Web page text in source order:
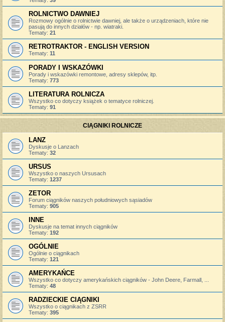
ROLNICTWO DAWNIEJ
Rozmowy ogólnie o rolnictwie dawniej, ale także o urządzeniach, które nie
pasują do innych działów - np. wiatraki.
Tematy: 21
RETROTRAKTOR - ENGLISH VERSION
Tematy: 11
PORADY I WSKAZÓWKI
Porady i wskazówki remontowe, adresy sklepów, itp.
Tematy: 773
LITERATURA ROLNICZA
Wszystko co dotyczy książek o tematyce rolniczej.
Tematy: 91
CIĄGNIKI ROLNICZE
LANZ
Dyskusje o Lanzach
Tematy: 32
URSUS
Wszystko o naszych Ursusach
Tematy: 1237
ZETOR
Forum ciągników naszych południowych sąsiadów
Tematy: 905
INNE
Dyskusje na temat innych ciągników
Tematy: 192
OGÓLNIE
Ogólnie o ciągnikach
Tematy: 121
AMERYKAŃCE
Wszystko co dotyczy amerykańskich ciągników - John Deere, Farmall, ...
Tematy: 48
RADZIECKIE CIĄGNIKI
Wszystko o ciągnikach z ZSRR
Tematy: 395